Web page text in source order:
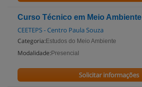
Curso Técnico em Meio Ambiente
CEETEPS - Centro Paula Souza
Categoria: Estudos do Meio Ambiente
Modalidade: Presencial
Solicitar informações